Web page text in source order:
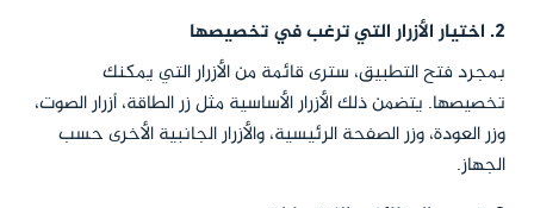
2. اختيار الأزرار التي ترغب في تخصيصها
بمجرد فتح التطبيق، سترى قائمة من الأزرار التي يمكنك
تخصيصها. يتضمن ذلك الأزرار الأساسية مثل زر الطاقة، أزرار الصوت،
وزر العودة، وزر الصفحة الرئيسية، والأزرار الجانبية الأخرى حسب
الجهاز.